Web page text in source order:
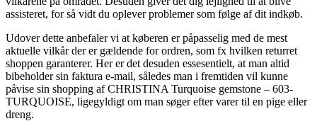
assisteret, for så vidt du oplever problemer som følge af dit indkøb.
Udover dette anbefaler vi at køberen er påpasselig med de mest
aktuelle vilkår der er gældende for ordren, som fx hvilken returret
shoppen garanterer. Her er det desuden essesentielt, at man altid
bibeholder sin faktura e-mail, således man i fremtiden vil kunne
påvise sin shopping af CHRISTINA Turquoise gemstone – 603-
TURQUOISE, ligegyldigt om man søger efter varer til en pige eller
dreng.